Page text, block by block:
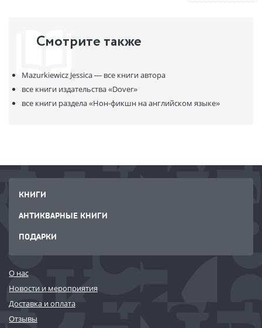
Смотрите также
Mazurkiewicz Jessica — все книги автора
все книги издательства«Dover»
все книги раздела«Нон-фикшн на английском языке»
КНИГИ
АНТИКВАРНЫЕ КНИГИ
ПОДАРКИ
О нас
Новости и мероприятия
Доставка и оплата
Отзывы